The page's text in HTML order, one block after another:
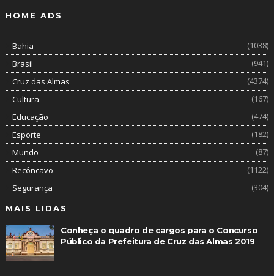
HOME ADS
Bahia
(1038)
Brasil
(941)
Cruz das Almas
(4374)
Cultura
(167)
Educação
(474)
Esporte
(182)
Mundo
(87)
Recôncavo
(1122)
Segurança
(304)
MAIS LIDAS
Conheça o quadro de cargos para o Concurso
Público da Prefeitura de Cruz das Almas 2019